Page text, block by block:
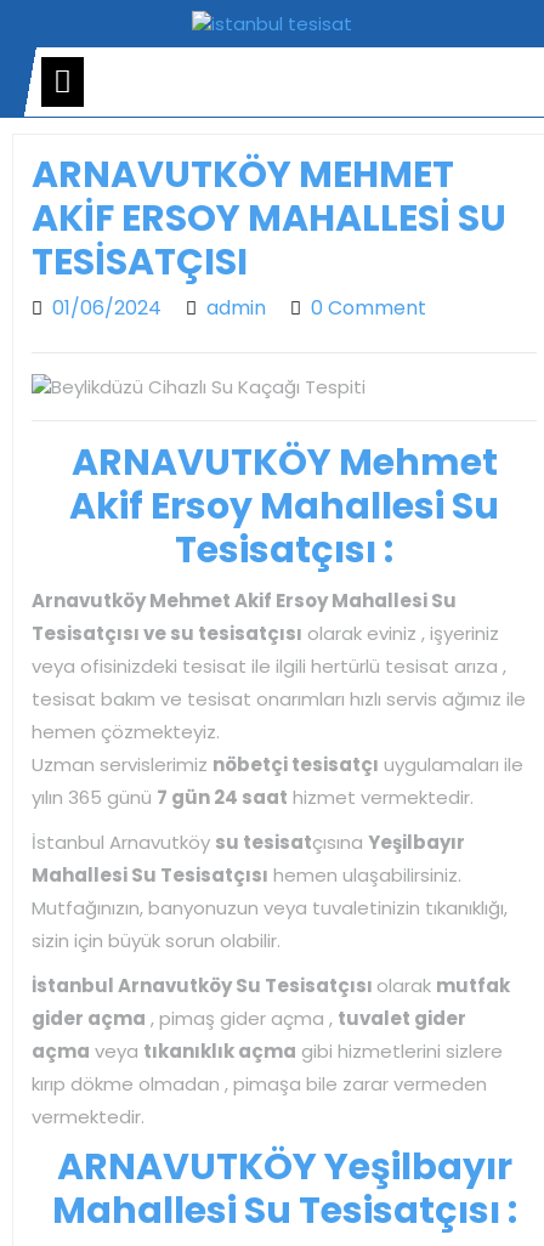
content
ARNAVUTKÖY MEHMET
AKİF ERSOY MAHALLESİ SU
TESİSATÇISI
01/06/2024 01/06/2024
adminadmin0 Comment
ARNAVUTKÖY Mehmet
Akif Ersoy Mahallesi Su
Tesisatçısı :
Arnavutköy Mehmet Akif Ersoy Mahallesi Su
Tesisatçısı ve su tesisatçısı olarak eviniz , işyeriniz
veya ofisinizdeki tesisat ile ilgili hertürlü tesisat arıza ,
tesisat bakım ve tesisat onarımları hızlı servis ağımız ile
hemen çözmekteyiz.
Uzman servislerimiz nöbetçi tesisatçı uygulamaları ile
yılın 365 günü 7 gün 24 saat hizmet vermektedir.
İstanbul Arnavutköy su tesisatçısına Yeşilbayır
Mahallesi Su Tesisatçısı hemen ulaşabilirsiniz.
Mutfağınızın, banyonuzun veya tuvaletinizin tıkanıklığı,
sizin için büyük sorun olabilir.
İstanbul Arnavutköy Su Tesisatçısı olarak mutfak
gider açma , pimaş gider açma , tuvalet gider
açma veya tıkanıklık açma gibi hizmetlerini sizlere
kırıp dökme olmadan , pimaşa bile zarar vermeden
vermektedir.
ARNAVUTKÖY Yeşilbayır
Mahallesi Su Tesisatçısı :